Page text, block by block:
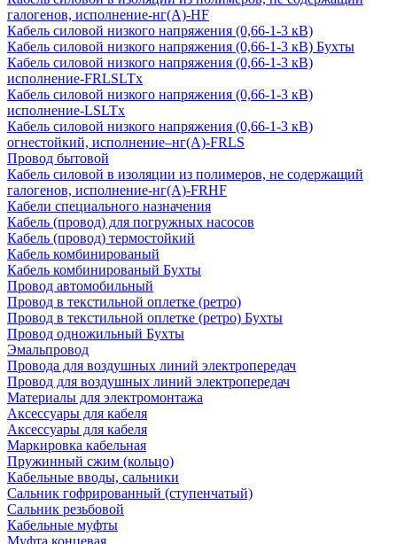
галогенов, исполнение-нг(А)-HF
Кабель силовой низкого напряжения (0,66-1-3 кВ)
Кабель силовой низкого напряжения (0,66-1-3 кВ) Бухты
Кабель силовой низкого напряжения (0,66-1-3 кВ)
исполнение-FRLSLTx
Кабель силовой низкого напряжения (0,66-1-3 кВ)
исполнение-LSLTx
Кабель силовой низкого напряжения (0,66-1-3 кВ)
огнестойкий, исполнение–нг(А)-FRLS
Провод бытовой
Кабель силовой в изоляции из полимеров, не содержащий
галогенов, исполнение-нг(А)-FRHF
Кабели специального назначения
Кабель (провод) для погружных насосов
Кабель (провод) термостойкий
Кабель комбинированый
Кабель комбинированый Бухты
Провод автомобильный
Провод в текстильной оплетке (ретро)
Провод в текстильной оплетке (ретро) Бухты
Провод одножильный Бухты
Эмальпровод
Провода для воздушных линий электропередач
Провод для воздушных линий электропередач
Материалы для электромонтажа
Аксессуары для кабеля
Аксессуары для кабеля
Маркировка кабельная
Пружинный сжим (кольцо)
Кабельные вводы, сальники
Сальник гофрированный (ступенчатый)
Сальник резьбовой
Кабельные муфты
Муфта концевая